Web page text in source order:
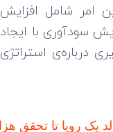
امر شامل افزایش
سودآوری با ایجاد
درباره‌ی استراتژی